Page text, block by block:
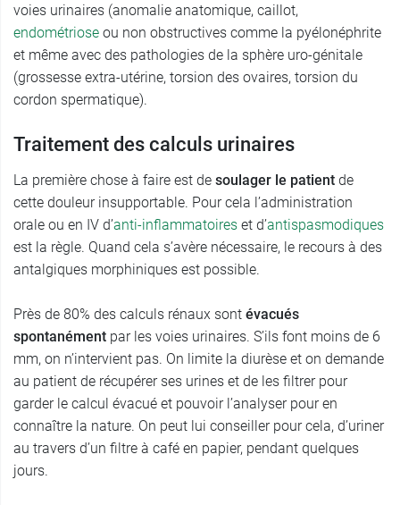
voies urinaires (anomalie anatomique, caillot,
endométriose ou non obstructives comme la pyélonéphrite
et même avec des pathologies de la sphère uro-génitale
(grossesse extra-utérine, torsion des ovaires, torsion du
cordon spermatique).
Traitement des calculs urinaires
La première chose à faire est de soulager le patient de
cette douleur insupportable. Pour cela l’administration
orale ou en IV d’anti-inflammatoires et d’antispasmodiques
est la règle. Quand cela s’avère nécessaire, le recours à des
antalgiques morphiniques est possible.
Près de 80% des calculs rénaux sont évacués
spontanément par les voies urinaires. S’ils font moins de 6
mm, on n’intervient pas. On limite la diurèse et on demande
au patient de récupérer ses urines et de les filtrer pour
garder le calcul évacué et pouvoir l’analyser pour en
connaître la nature. On peut lui conseiller pour cela, d’uriner
au travers d’un filtre à café en papier, pendant quelques
jours.